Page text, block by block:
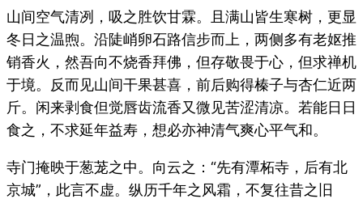
山间空气清冽，吸之胜饮甘霖。且满山皆生寒树，更显
冬日之温煦。沿陡峭卵石路信步而上，两侧多有老妪推
销香火，然吾向不烧香拜佛，但存敬畏于心，但求禅机
于境。反而见山间干果甚喜，前后购得榛子与杏仁近两
斤。闲来剥食但觉唇齿流香又微见苦涩清凉。若能日日
食之，不求延年益寿，想必亦神清气爽心平气和。
寺门掩映于葱茏之中。向云之：“先有潭柘寺，后有北
京城”，此言不虚。纵历千年之风霜，不复往昔之旧